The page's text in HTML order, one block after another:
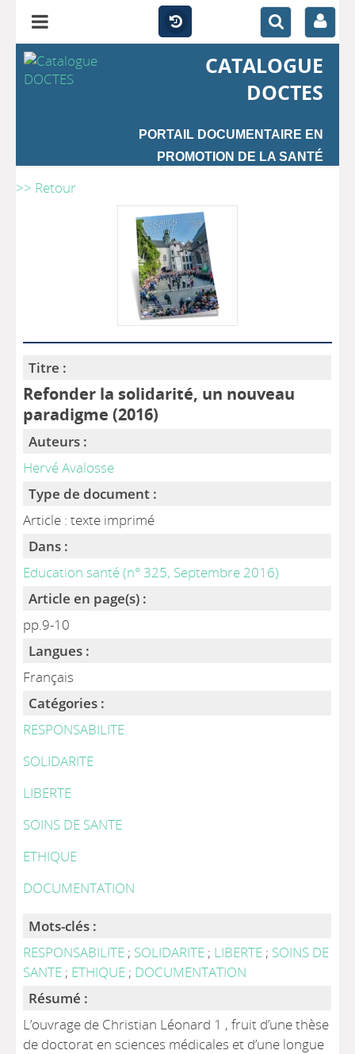
CATALOGUE
DOCTES
PORTAIL DOCUMENTAIRE EN
PROMOTION DE LA SANTÉ
>> Retour
Titre :
Refonder la solidarité, un nouveau
paradigme (2016)
Auteurs :
Hervé Avalosse
Type de document :
Article : texte imprimé
Dans :
Education santé (n° 325, Septembre 2016)
Article en page(s) :
pp.9-10
Langues :
Français
Catégories :
RESPONSABILITE
SOLIDARITE
LIBERTE
SOINS DE SANTE
ETHIQUE
DOCUMENTATION
Mots-clés :
RESPONSABILITE ; SOLIDARITE ; LIBERTE ; SOINS DE
SANTE ; ETHIQUE ; DOCUMENTATION
Résumé :
L’ouvrage de Christian Léonard 1 , fruit d’une thèse
de doctorat en sciences médicales et d’une longue